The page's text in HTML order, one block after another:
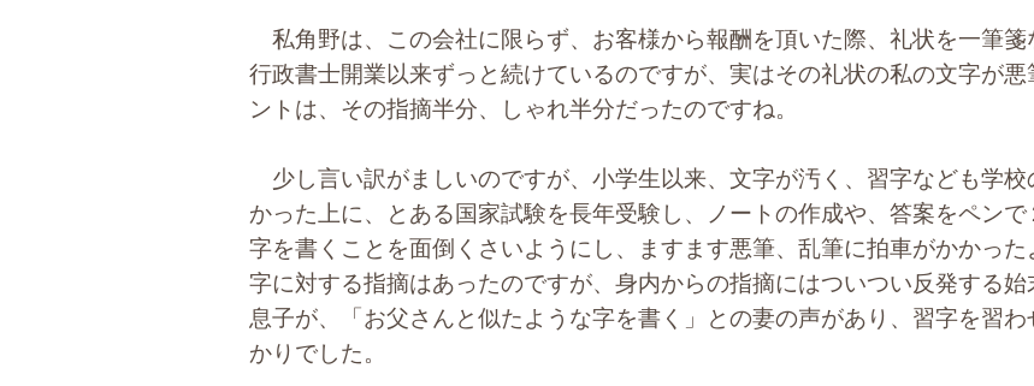
私角野は、この会社に限らず、お客様から報酬を頂いた際、礼状を一筆箋
行政書士開業以来ずっと続けているのですが、実はその礼状の私の文字が
ントは、その指摘半分、しゃれ半分だったのですね。
少し言い訳がましいのですが、小学生以来、文字が汚く、習字なども学
かった上に、とある国家試験を長年受験し、ノートの作成や、答案をペン
字を書くことを面倒くさいようにし、ますます悪筆、乱筆に拍車がかかっ
字に対する指摘はあったのですが、身内からの指摘にはついつい反発する
息子が、「お父さんと似たような字を書く」との妻の声があり、習字を習
かりでした。